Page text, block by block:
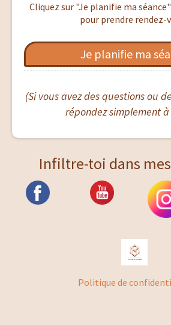
Cliquez sur "Je planifie ma
pour prendre rendez-
Je planifie ma
(Si vous avez des questions ou
répondez simplement
Infiltre-toi dans
Politique de